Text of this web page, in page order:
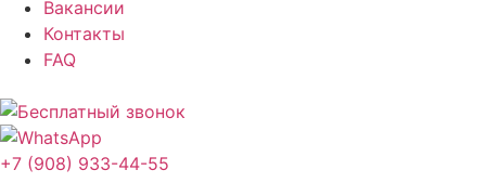
Вакансии
Контакты
FAQ
+7 (908) 933-44-55